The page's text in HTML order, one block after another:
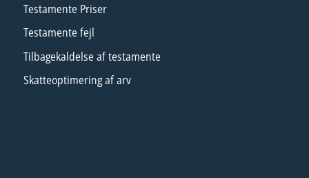
Testamente Priser
Testamente fejl
Tilbagekaldelse af testamente
Skatteoptimering af arv